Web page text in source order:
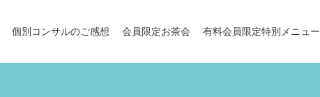
個別コンサルのご感想 会員限定お茶会 有料会員限定特別メニュー